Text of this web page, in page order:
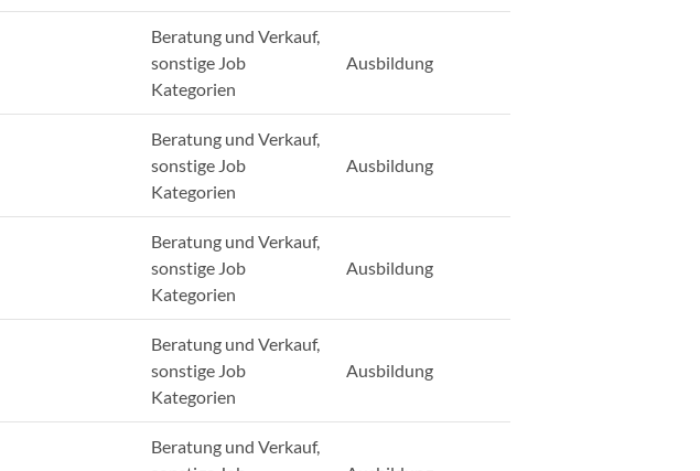
Beratung und Verkauf,
sonstige Job
Kategorien
Ausbildung
Beratung und Verkauf,
sonstige Job
Kategorien
Ausbildung
Beratung und Verkauf,
sonstige Job
Kategorien
Ausbildung
Beratung und Verkauf,
sonstige Job
Kategorien
Ausbildung
Beratung und Verkauf,